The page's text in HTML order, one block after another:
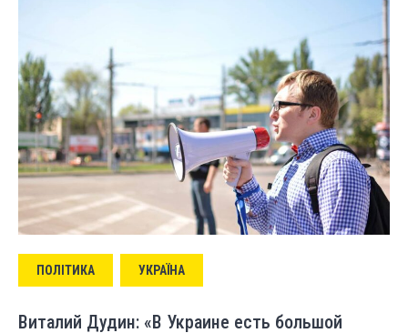
ПОЛІТИКА УКРАЇНА
Виталий Дудин: «В Украине есть большой